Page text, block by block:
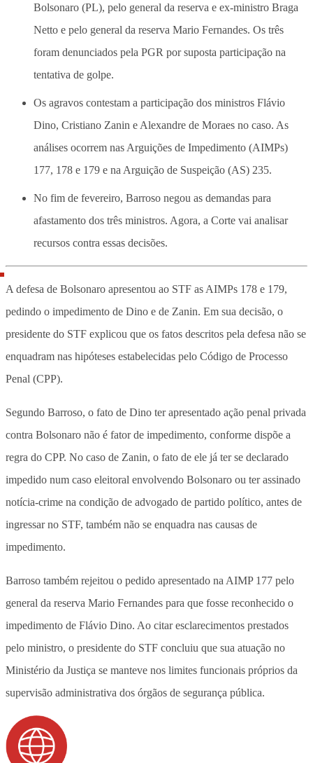
Bolsonaro (PL), pelo general da reserva e ex-ministro Braga
Netto e pelo general da reserva Mario Fernandes. Os três
foram denunciados pela PGR por suposta participação na
tentativa de golpe.
Os agravos contestam a participação dos ministros Flávio
Dino, Cristiano Zanin e Alexandre de Moraes no caso. As
análises ocorrem nas Arguições de Impedimento (AIMPs)
177, 178 e 179 e na Arguição de Suspeição (AS) 235.
No fim de fevereiro, Barroso negou as demandas para
afastamento dos três ministros. Agora, a Corte vai analisar
recursos contra essas decisões.
A defesa de Bolsonaro apresentou ao STF as AIMPs 178 e 179,
pedindo o impedimento de Dino e de Zanin. Em sua decisão, o
presidente do STF explicou que os fatos descritos pela defesa não se
enquadram nas hipóteses estabelecidas pelo Código de Processo
Penal (CPP).
Segundo Barroso, o fato de Dino ter apresentado ação penal privada
contra Bolsonaro não é fator de impedimento, conforme dispõe a
regra do CPP. No caso de Zanin, o fato de ele já ter se declarado
impedido num caso eleitoral envolvendo Bolsonaro ou ter assinado
notícia-crime na condição de advogado de partido político, antes de
ingressar no STF, também não se enquadra nas causas de
impedimento.
Barroso também rejeitou o pedido apresentado na AIMP 177 pelo
general da reserva Mario Fernandes para que fosse reconhecido o
impedimento de Flávio Dino. Ao citar esclarecimentos prestados
pelo ministro, o presidente do STF concluiu que sua atuação no
Ministério da Justiça se manteve nos limites funcionais próprios da
supervisão administrativa dos órgãos de segurança pública.